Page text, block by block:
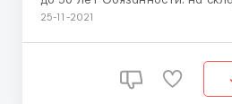
отделов : - упаковка продукции
продуктами, работа при
25-11-2021